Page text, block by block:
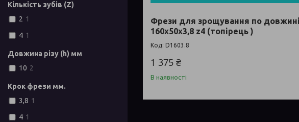
Фрези для зрощування по довжині
160х50х3,8 z4 (топірець )
D1603.8
1 375 ₴
В наявності
Кількість зубів (Z)
2 1
4 1
Довжина різу (h) мм
10 2
Крок фрези мм.
3,8 1
4 1